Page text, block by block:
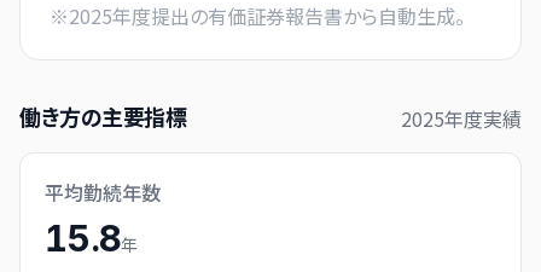
※2025年度提出の有価証券報告書から自動生成。
働き方の主要指標 2025年度実績
平均勤続年数
15.8年